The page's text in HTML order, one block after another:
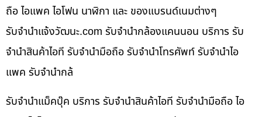
ถือ ไอแพค ไอโฟน นาฬิกา และ ของแบรนด์เนมต่างๆ
รับจํานําแจ้งวัฒนะ.com รับจำนำกล้องแคนนอน บริการ รับ
จำนำสินค้าไอที รับจำนำมือถือ รับจำนำโทรศัพท์ รับจำนำไอ
แพค รับจำนำกล้
รับจำนำแม็คบุ๊ค บริการ รับจำนำสินค้าไอที รับจำนำมือถือ ไอ